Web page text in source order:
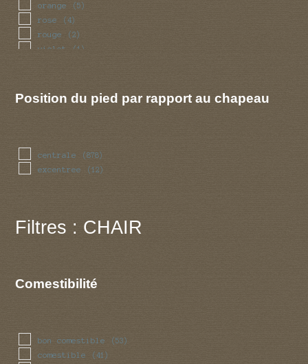
orange (5)
rose (4)
rouge (2)
violet (1)
Position du pied par rapport au chapeau
centrale (878)
excentree (12)
Filtres : CHAIR
Comestibilité
bon comestible (53)
comestible (41)